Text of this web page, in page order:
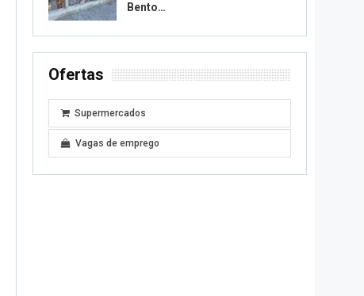
Bento…
Ofertas
Supermercados
Vagas de emprego